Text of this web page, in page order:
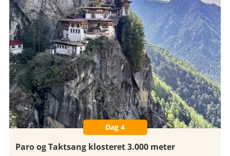
Dag 4
Paro og Taktsang klosteret 3.000 meter